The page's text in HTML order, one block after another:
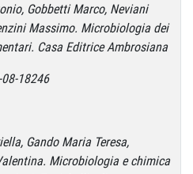
Gobbetti Marco, Neviani
Massimo. Microbiologia dei
Casa Editrice Ambrosiana
18246
Gando Maria Teresa,
Microbiologia e chimica